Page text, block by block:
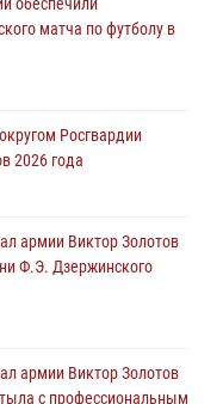
Калмыкия
и девушке с
матча по футболу в
Росгвардии
2026 года
армии Виктор Золотов
Ф.Э. Дзержинского
армии Виктор Золотов
с профессиональным